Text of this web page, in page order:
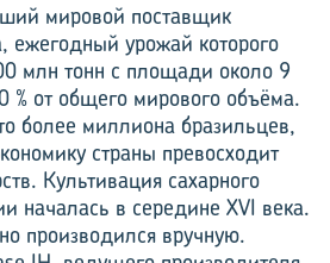
мировой поставщик
ежегодный урожай которого
млн тонн с площади около 9
% от общего мирового объёма.
более миллиона бразильцев,
страны превосходит
Культивация сахарного
началась в середине XVI века.
производился вручную.